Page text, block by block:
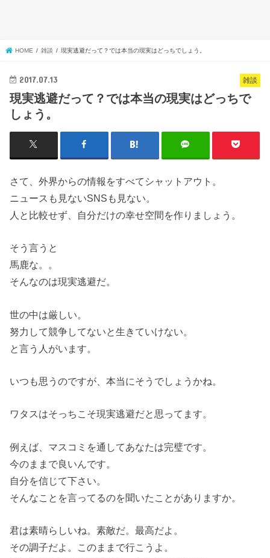
HOME 雑談 現実逃避だって？では本当の現実はどっちでしょう。
雑談
2017.07.13
現実逃避だって？では本当の現実はどっちで
しょう。
さて、外界からの情報をすべてシャットアウト。
ニュースも見ないSNSも見ない。
人と比較せず、自分だけの幸せ空間を作りましょう。
そう言うと
馬鹿な。。
そんなのは現実逃避だ。
世の中は厳しい。
努力して競争してないと生きていけない。
と言う人がいます。
いつも思うのですが、本当にそうでしょうかね。
ワタスはそっちこそ現実逃避だと思ってます。
例えば、マスコミを通してあなたは完璧です。
今のままで良いんです。
自分を信じて下さい。
そんなことを言ってるのを聞いたことがありますか。
君は素晴らしいね。素敵だ。最高だよ。
その調子だよ。このままで行こうよ。